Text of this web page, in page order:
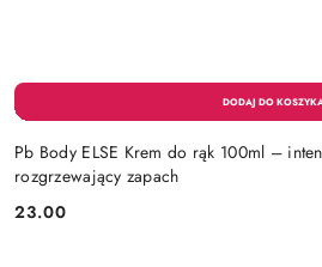
Pb Body ELSE Krem do rąk 100ml –
rozgrzewający zapach
Cena:
23.00